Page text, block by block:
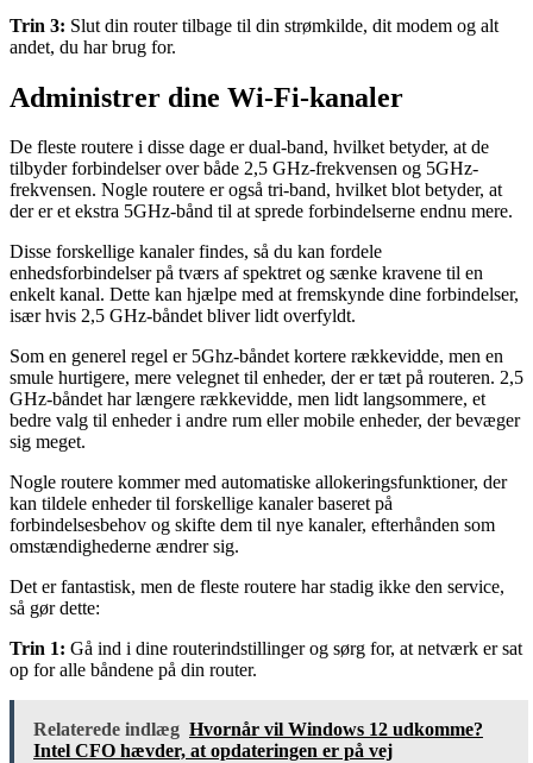
Trin 3: Slut din router tilbage til din strømkilde, dit modem og alt
andet, du har brug for.
Administrer dine Wi-Fi-kanaler
De fleste routere i disse dage er dual-band, hvilket betyder, at de
tilbyder forbindelser over både 2,5 GHz-frekvensen og 5GHz-
frekvensen. Nogle routere er også tri-band, hvilket blot betyder, at
der er et ekstra 5GHz-bånd til at sprede forbindelserne endnu mere.
Disse forskellige kanaler findes, så du kan fordele
enhedsforbindelser på tværs af spektret og sænke kravene til en
enkelt kanal. Dette kan hjælpe med at fremskynde dine forbindelser,
især hvis 2,5 GHz-båndet bliver lidt overfyldt.
Som en generel regel er 5Ghz-båndet kortere rækkevidde, men en
smule hurtigere, mere velegnet til enheder, der er tæt på routeren. 2,5
GHz-båndet har længere rækkevidde, men lidt langsommere, et
bedre valg til enheder i andre rum eller mobile enheder, der bevæger
sig meget.
Nogle routere kommer med automatiske allokeringsfunktioner, der
kan tildele enheder til forskellige kanaler baseret på
forbindelsesbehov og skifte dem til nye kanaler, efterhånden som
omstændighederne ændrer sig.
Det er fantastisk, men de fleste routere har stadig ikke den service,
så gør dette:
Trin 1: Gå ind i dine routerindstillinger og sørg for, at netværk er sat
op for alle båndene på din router.
Relaterede indlæg Hvornår vil Windows 12 udkomme?
Intel CFO hævder, at opdateringen er på vej